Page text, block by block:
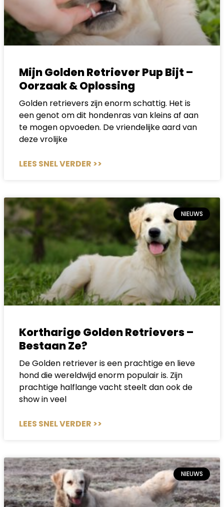
Mijn Golden Retriever Pup Bijt –
Oorzaak & Oplossing
Golden retrievers zijn enorm schattig. Het is
een genot om dit hondenras van kleins af aan
te mogen opvoeden. De vriendelijke aard van
deze vrolijke
LEES SNEL VERDER >>
NIEUWS
Kortharige Golden Retrievers –
Bestaan Ze?
De Golden retriever is een prachtige en lieve
hond die wereldwijd enorm populair is. Zijn
prachtige halflange vacht steelt dan ook de
show in veel
LEES SNEL VERDER >>
NIEUWS